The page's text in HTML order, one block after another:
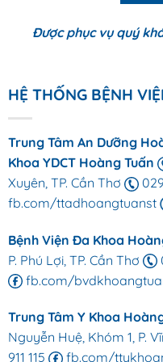
Được phục vụ quý
HỆ THỐNG BỆNH
Trung Tâm An Dưỡng
Khoa YDCT Hoàng Tuấn
Xuyên, TP. Cần Thơ
fb.com/ttadhoangtuanst
Bệnh Viện Đa Khoa
P. Phú Lợi, TP. Cần Thơ
fb.com/
Trung Tâm Y Khoa
Nguyễn Huệ, Khóm 1, P.
911 115
fb.com/